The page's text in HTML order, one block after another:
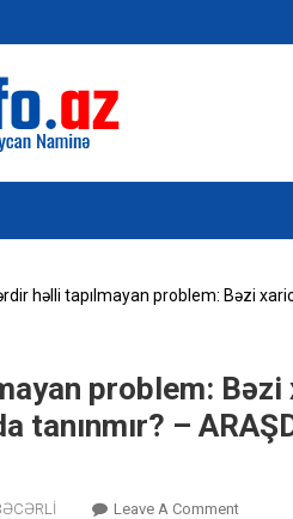
həlli tapılmayan problem: Bəzi
problem:
tanınmır? –
Leave A CommentOn